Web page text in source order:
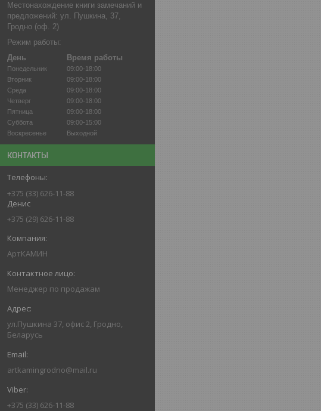
Местонахождение книги замечаний и
предложений: ул. Пушкина, 37,
Гродно (оф. 2)
Режим работы:
День
Время работы
Понедельник
09:00-18:00
Вторник
09:00-18:00
Среда
09:00-18:00
Четверг
09:00-18:00
Пятница
09:00-18:00
Суббота
09:00-15:00
Воскресенье
Выходной
КОНТАКТЫ
+375 (33) 626-11-88
Денис
+375 (29) 626-11-88
АртКАМИН
Менеджер по продажам
ул.Пушкина 37, офис 2, Гродно,
Беларусь
artkamingrodno@mail.ru
+375 (33) 626-11-88